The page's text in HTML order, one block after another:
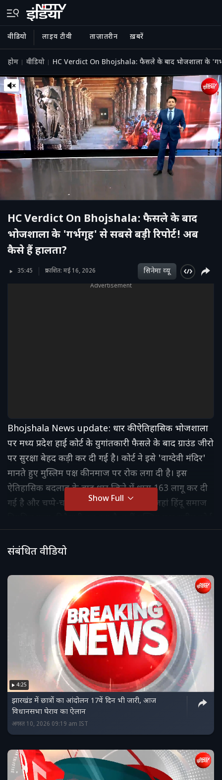
वीडियो लाइव टीवी ताज़ातरीन ख़बरें
होम वीडियो HC Verdict On Bhojshala: फैसले के बाद भोजशाला के
HC Verdict On Bhojshala: फैसले के बाद
भोजशाला के 'गर्भगृह' से सबसे बड़ी रिपोर्ट! अब
कैसे हैं हालता?
35:45 प्रकाशित: मई 16, 2026 सिनेमा व्‍यू
Advertisement
Bhojshala News update: धार की ऐतिहासिक भोजशाला
पर मध्य प्रदेश हाई कोर्ट के युगांतकारी फैसले के बाद ग्राउंड जीरो
पर सुरक्षा बेहद कड़ी कर दी गई है। कोर्ट ने इसे 'वाग्देवी मंदिर'
मानते हुए मुस्लिम पक्ष की नमाज पर रोक लगा दी है। इस
ऐतिहासिक बदलाव के बाद धार जिले में धारा 163 लागू कर दी
गई है और चप्पे-चप्पे पर सुरक्षा बल तैनात हैं। जहां हिंदू समाज
जाने की रणनीति बना रहा है
Show Full
संबंधित वीडियो
4:25
झारखंड में छात्रों का आंदोलन 17वें दिन भी जारी, आज
विधानसभा घेराव का ऐलान
अगस्त 10, 2026 09:19 am IST